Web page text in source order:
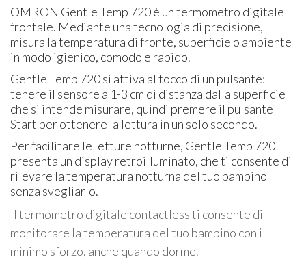
OMRON Gentle Temp 720 è un termometro digitale
frontale. Mediante una tecnologia di precisione,
misura la temperatura di fronte, superficie o ambiente
in modo igienico, comodo e rapido.
Gentle Temp 720 si attiva al tocco di un pulsante:
tenere il sensore a 1-3 cm di distanza dalla superficie
che si intende misurare, quindi premere il pulsante
Start per ottenere la lettura in un solo secondo.
Per facilitare le letture notturne, Gentle Temp 720
presenta un display retroilluminato, che ti consente di
rilevare la temperatura notturna del tuo bambino
senza svegliarlo.
Il termometro digitale contactless ti consente di
monitorare la temperatura del tuo bambino con il
minimo sforzo, anche quando dorme.